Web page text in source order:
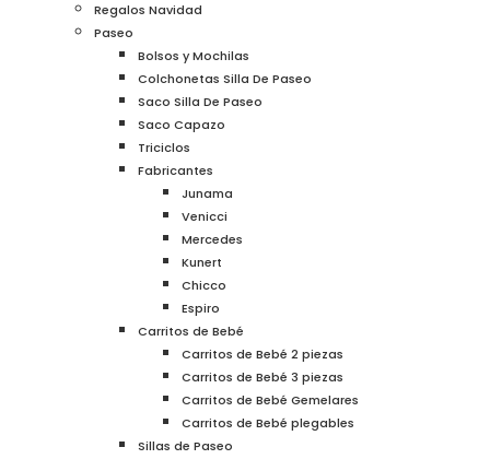
Regalos Navidad
Paseo
Bolsos y Mochilas
Colchonetas Silla De Paseo
Saco Silla De Paseo
Saco Capazo
Triciclos
Fabricantes
Junama
Venicci
Mercedes
Kunert
Chicco
Espiro
Carritos de Bebé
Carritos de Bebé 2 piezas
Carritos de Bebé 3 piezas
Carritos de Bebé Gemelares
Carritos de Bebé plegables
Sillas de Paseo